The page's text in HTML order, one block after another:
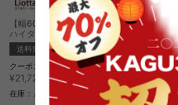
【幅60cm】Liotta ランドリーラック 4段
ハイタイプ
送料無料
クーポン利用で
¥21,720→¥18,462
在庫：△